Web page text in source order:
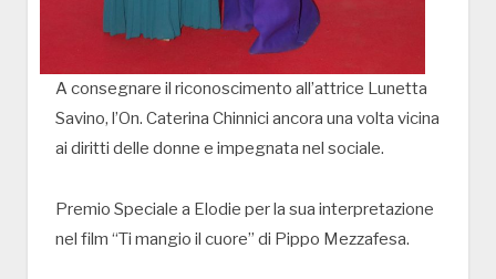
A consegnare il riconoscimento all’attrice Lunetta
Savino, l’On. Caterina Chinnici ancora una volta vicina
ai diritti delle donne e impegnata nel sociale.
Premio Speciale a Elodie per la sua interpretazione
nel film “Ti mangio il cuore” di Pippo Mezzafesa.